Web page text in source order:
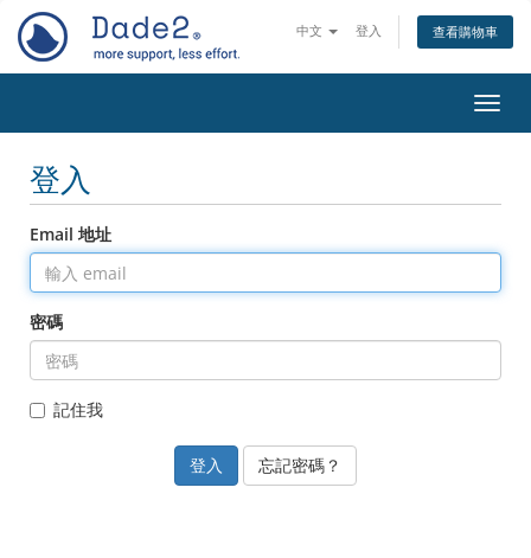
中文 登入 查看購物車
切換
登入
Email 地址
密碼
記住我
忘記密碼？